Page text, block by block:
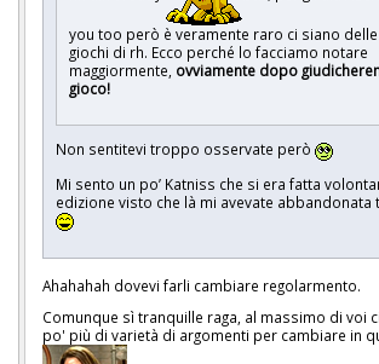
you too però è veramente raro ci siano delle
giochi di rh. Ecco perché lo facciamo notare
maggiormente, ovviamente dopo
gioco!
Non sentitevi troppo osservate però
Mi sento un po’ Katniss che si era fatta
edizione visto che là mi avevate abbandonata
Ahahahah dovevi farli cambiare regolarmento.
Comunque sì tranquille raga, al massimo di voi
po' più di varietà di argomenti per cambiare in